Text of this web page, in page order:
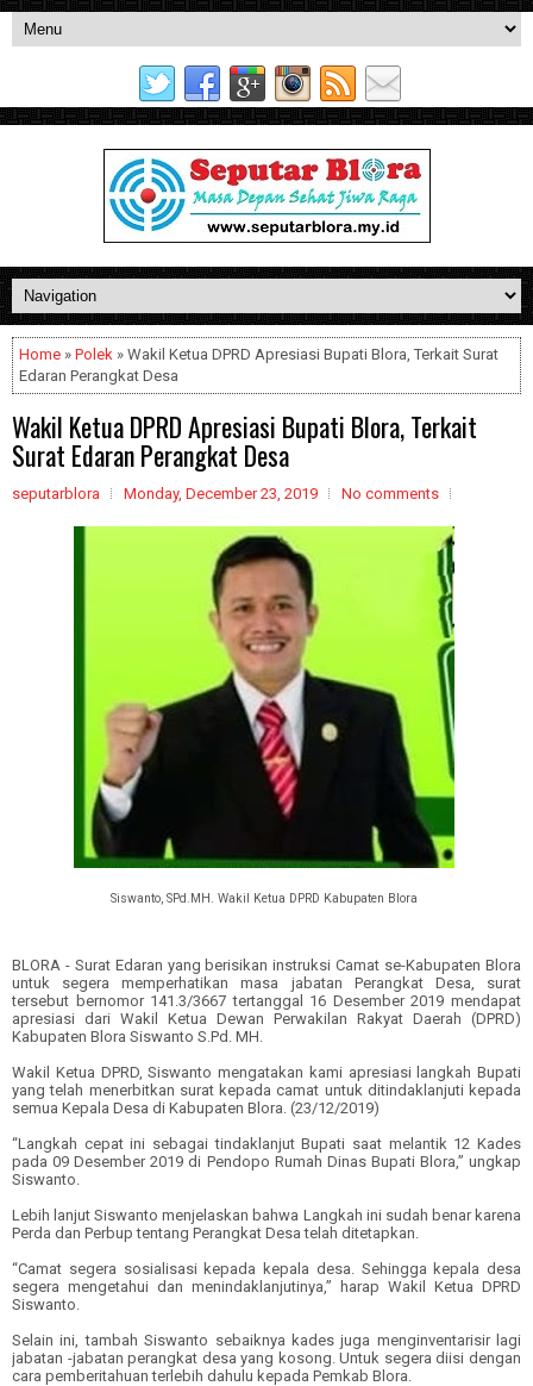
Home » Polek » Wakil Ketua DPRD Apresiasi Bupati Blora, Terkait Surat
Edaran Perangkat Desa
Wakil Ketua DPRD Apresiasi Bupati Blora, Terkait
Surat Edaran Perangkat Desa
seputarblora Monday, December 23, 2019 No comments
Siswanto, SPd.MH. Wakil Ketua DPRD Kabupaten Blora
BLORA - Surat Edaran yang berisikan instruksi Camat se-Kabupaten Blora
untuk segera memperhatikan masa jabatan Perangkat Desa, surat
tersebut bernomor 141.3/3667 tertanggal 16 Desember 2019 mendapat
apresiasi dari Wakil Ketua Dewan Perwakilan Rakyat Daerah (DPRD)
Kabupaten Blora Siswanto S.Pd. MH.
Wakil Ketua DPRD, Siswanto mengatakan kami apresiasi langkah Bupati
yang telah menerbitkan surat kepada camat untuk ditindaklanjuti kepada
semua Kepala Desa di Kabupaten Blora. (23/12/2019)
“Langkah cepat ini sebagai tindaklanjut Bupati saat melantik 12 Kades
pada 09 Desember 2019 di Pendopo Rumah Dinas Bupati Blora,” ungkap
Siswanto.
Lebih lanjut Siswanto menjelaskan bahwa Langkah ini sudah benar karena
Perda dan Perbup tentang Perangkat Desa telah ditetapkan.
“Camat segera sosialisasi kepada kepala desa. Sehingga kepala desa
segera mengetahui dan menindaklanjutinya,” harap Wakil Ketua DPRD
Siswanto.
Selain ini, tambah Siswanto sebaiknya kades juga menginventarisir lagi
jabatan -jabatan perangkat desa yang kosong. Untuk segera diisi dengan
cara pemberitahuan terlebih dahulu kepada Pemkab Blora.